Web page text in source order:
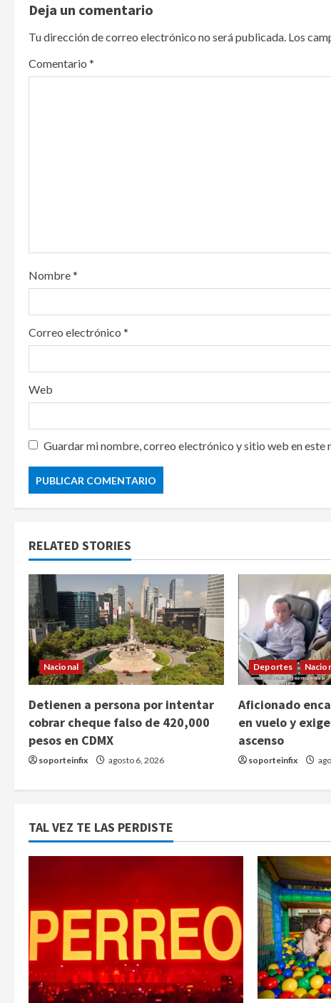
n
a
v
o
n
Deja un comentario
Tu dirección de correo electrónico no será publicada. Los
Comentario *
Nombre*
Correo electrónico *
Web
Guardar mi nombre, correo electrónico y sitio web en este
RELATED STORIES
Nacional
Detienen a persona por intentar
cobrar cheque falso de 420,000
pesos en CDMX
soporteinfix agosto 6, 2026
Deportes
Aficionado
en vuelo y
ascenso
soporteinfix
TAL VEZ TE LAS PERDISTE